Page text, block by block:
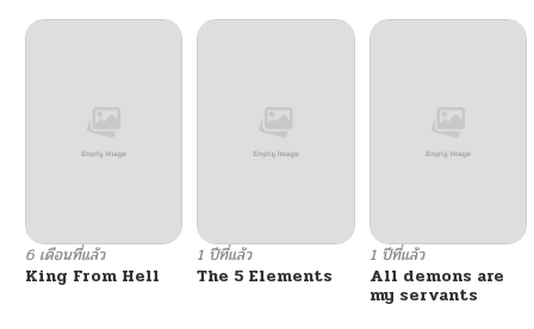
ตอนที่ 45
ตอนที่ 43 05/13/2026
ตอนที่ 42
ตอนที่ 41 05/13/2026
6 เดือนที่แล้ว
King From Hell
1 ปีที่แล้ว
The 5 Elements
1 ปีที่แล้ว
All demons are
my servants